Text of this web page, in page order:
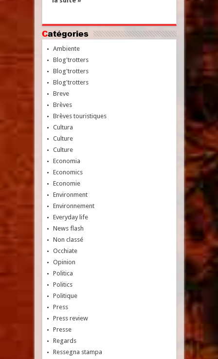
Catégories
Ambiente
Blog'trotters
Blog'trotters
Blog'trotters
Breve
Brèves
Brèves touristiques
Cultura
Culture
Culture
Economia
Economics
Economie
Environment
Environnement
Everyday life
News flash
Non classé
Occhiate
Opinion
Politica
Politics
Politique
Press
Press review
Presse
Regards
Ressegna stampa